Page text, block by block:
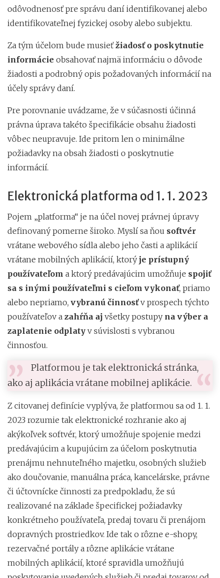
odôvodnenosť pre správu daní identifikovanej alebo
identifikovateľnej fyzickej osoby alebo subjektu.
Za tým účelom bude musieťžiadosť o poskytnutie
informácie obsahovať najmä informáciu o dôvode
žiadosti a podrobný opis požadovaných informácií na
účely správy daní.
Pre porovnanie uvádzame, že v súčasnosti účinná
právna úprava takéto špecifikácie obsahu žiadosti
vôbec neupravuje. Ide pritom len o minimálne
požiadavky na obsah žiadosti o poskytnutie
informácií.
Elektronická platforma od 1. 1. 2023
Pojem „platforma“ je na účel novej právnej úpravy
definovaný pomerne široko. Myslí sa ňou softvér
vrátane webového sídla alebo jeho časti a aplikácií
vrátane mobilných aplikácií, ktorý je prístupný
používateľom a ktorý predávajúcim umožňuje spojiť
sa s inými používateľmi s cieľom vykonať, priamo
alebo nepriamo, vybranú činnosťv prospech týchto
používateľov a zahŕňa aj všetky postupy na výber a
zaplatenie odplaty v súvislosti s vybranou
činnosťou.
Platformou je tak elektronická stránka,
ako aj aplikácia vrátane mobilnej aplikácie.
Z citovanej definície vyplýva, že platformou sa od 1. 1.
2023 rozumie tak elektronické rozhranie ako aj
akýkoľvek softvér, ktorý umožňuje spojenie medzi
predávajúcim a kupujúcim za účelom poskytnutia
prenájmu nehnuteľného majetku, osobných služieb
ako doučovanie, manuálna práca, kancelárske, právne
či účtovnícke činnosti za predpokladu, že sú
realizované na základe špecifickej požiadavky
konkrétneho používateľa, predaj tovaru či prenájom
dopravných prostriedkov. Ide tak o rôzne e-shopy,
rezervačné portály a rôzne aplikácie vrátane
mobilných aplikácií, ktoré spravidla umožňujú